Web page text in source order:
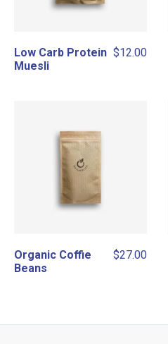
Low Carb Protein
Muesli
$12.00
Organic Coffie
Beans
$27.00